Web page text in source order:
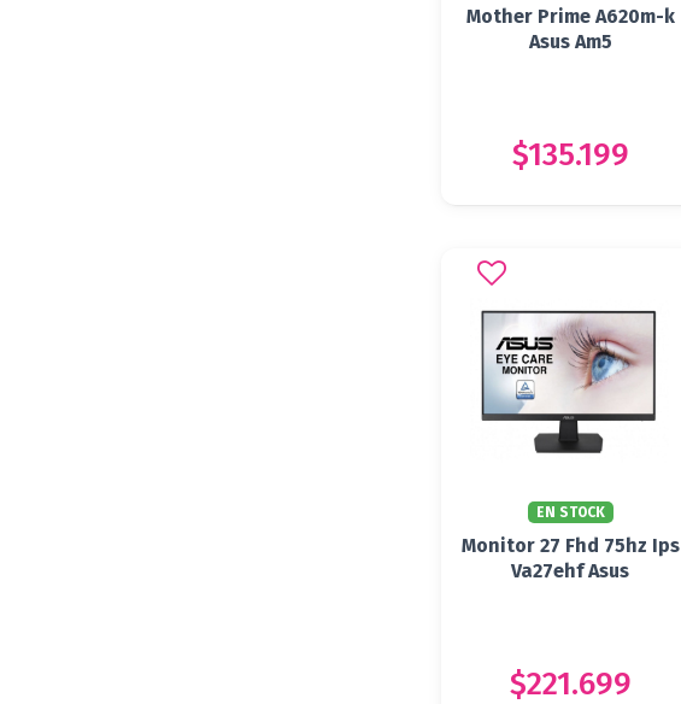
Mother Prime A620m-k
Asus Am5
$135.199
EN STOCK
Monitor 27 Fhd 75hz Ips
Va27ehf Asus
$221.699